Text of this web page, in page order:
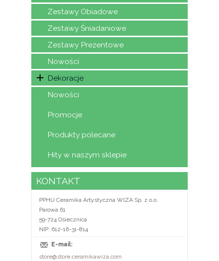
Zestawy Obiadowe
Zestawy Śniadaniowe
Zestawy Prezentowe
Nowości
Dekoracje
Nowości
Promocje
Produkty polecane
Hity w naszym sklepie
KONTAKT
PPHU Ceramika Artystyczna WIZA Sp. z o.o.
Parowa 61
59-724 Osiecznica
NIP: 612-16-31-814
E-mail:
store@store.ceramikawiza.com